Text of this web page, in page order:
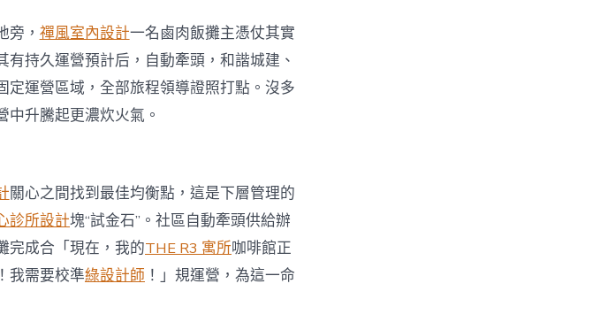
意
旁， 禪風室內設計一名鹵肉飯攤主憑仗其實
持久運營預計后，自動牽頭，和諧城建、
運營區域，全部旅程領導證照打點。沒多
升騰起更濃炊火氣。
關心之間找到最佳均衡點，這是下層管理的
診所設計塊“試金石”。社區自動牽頭供給辦
完成合「現在，我的THE R3 寓所咖啡館正
我需要校準綠設計師 ！」規運營，為這一命